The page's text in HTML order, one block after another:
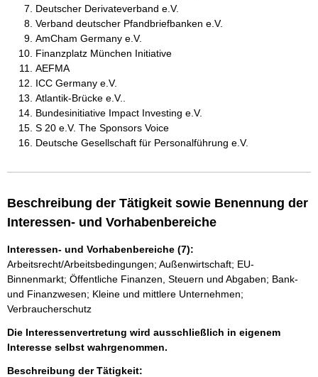
Deutscher Derivateverband e.V.
Verband deutscher Pfandbriefbanken e.V.
AmCham Germany e.V.
Finanzplatz München Initiative
AEFMA
ICC Germany e.V.
Atlantik-Brücke e.V..
Bundesinitiative Impact Investing e.V.
S 20 e.V. The Sponsors Voice
Deutsche Gesellschaft für Personalführung e.V.
Beschreibung der Tätigkeit sowie Benennung der
Interessen- und Vorhabenbereiche
Interessen- und Vorhabenbereiche (7):
Arbeitsrecht/Arbeitsbedingungen; Außenwirtschaft; EU-
Binnenmarkt; Öffentliche Finanzen, Steuern und Abgaben; Bank-
und Finanzwesen; Kleine und mittlere Unternehmen;
Verbraucherschutz
Die Interessenvertretung wird ausschließlich in eigenem
Interesse selbst wahrgenommen.
Beschreibung der Tätigkeit: